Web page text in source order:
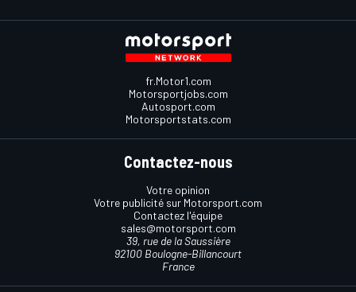
fr.Motor1.com
Motorsportjobs.com
Autosport.com
Motorsportstats.com
Contactez-nous
Votre opinion
Votre publicité sur Motorsport.com
Contactez l'équipe
sales@motorsport.com
39, rue de la Saussière
92100 Boulogne-Billancourt
France